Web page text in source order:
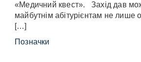
«Медичний квест». Захід дав
майбутнім абітурієнтам не лише
[…]
Позначки